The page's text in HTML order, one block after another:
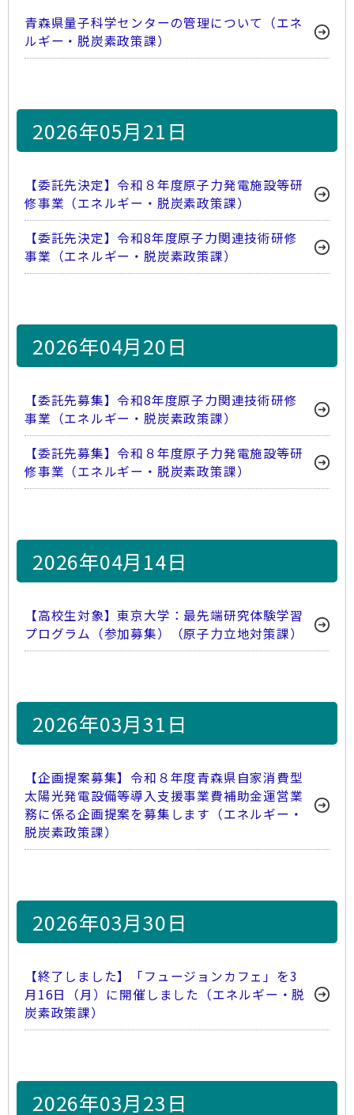
青森県量子科学センターの管理について（エネ
ルギー・脱炭素政策課）
2026年05月21日
【委託先決定】令和８年度原子力発電施設等研
修事業（エネルギー・脱炭素政策課）
【委託先決定】令和8年度原子力関連技術研修
事業（エネルギー・脱炭素政策課）
2026年04月20日
【委託先募集】令和8年度原子力関連技術研修
事業（エネルギー・脱炭素政策課）
【委託先募集】令和８年度原子力発電施設等研
修事業（エネルギー・脱炭素政策課）
2026年04月14日
【高校生対象】東京大学：最先端研究体験学習
プログラム（参加募集）（原子力立地対策課）
2026年03月31日
【企画提案募集】令和８年度青森県自家消費型
太陽光発電設備等導入支援事業費補助金運営業
務に係る企画提案を募集します（エネルギー・
脱炭素政策課）
2026年03月30日
【終了しました】「フュージョンカフェ」を3
月16日（月）に開催しました（エネルギー・脱
炭素政策課）
2026年03月23日